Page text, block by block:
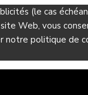
(le cas
Web, vous
notre politique de